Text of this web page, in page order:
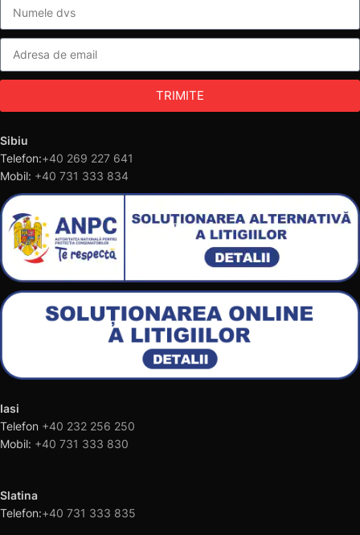
TRIMITE
Sibiu
Telefon:+40 269 227 641
Mobil: +40 731 333 834
Iasi
Telefon +40 232 256 250
Mobil: +40 731 333 830
Slatina
Telefon:+40 731 333 835